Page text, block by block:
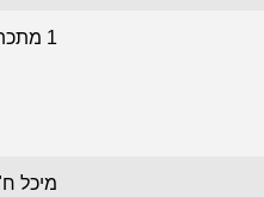
1 מתכת
מיכל ח"פ